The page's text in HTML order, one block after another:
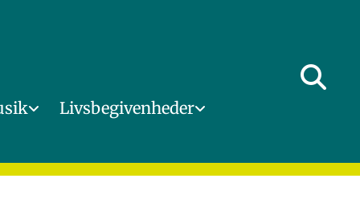
Livsbegivenheder